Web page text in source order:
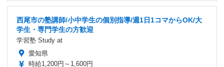
西尾市の塾講師/小中学生の個別指導/週1日1コマからOK/大
学生・専門学生の方歓迎
学習塾 Study at
愛知県
時給1,200円～1,600円